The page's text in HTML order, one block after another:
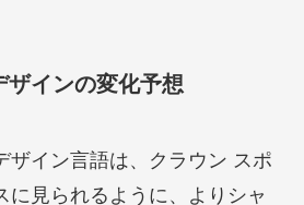
ザインの変化予想
ザイン言語は、クラウン スポ
に見られるように、よりシャ